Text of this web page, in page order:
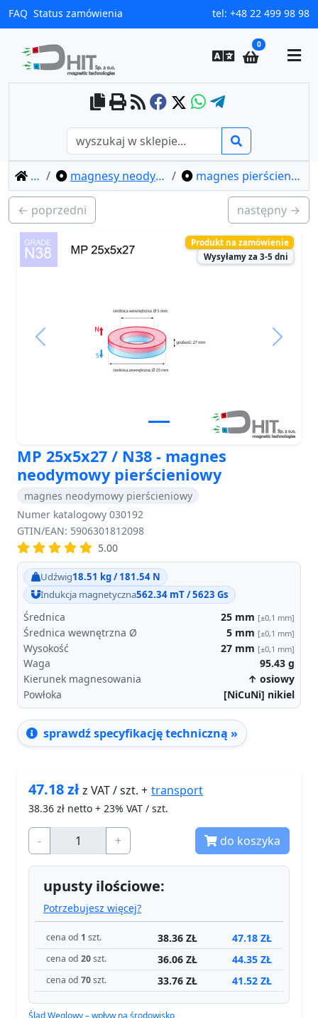
FAQ Status zamówienia tel: +48 22 499 98 98
0
home magnesy neodymowe pierścieniowe magnes pierścieniowy mp 25x5x27 / n38
← poprzedni następny →
Produkt na zamówienie
Wysyłamy za 3-5 dni
Previous Next
MP 25x5x27 / N38 - magnes
neodymowy pierścieniowy
magnes neodymowy pierścieniowy
Numer katalogowy 030192
GTIN/EAN: 5906301812098
5.00
Udźwig18.51 kg / 181.54 N
Indukcja magnetyczna562.34 mT / 5623 Gs
Średnica 25 mm [±0,1 mm]
Średnica wewnętrzna Ø 5 mm [±0,1 mm]
Wysokość 27 mm [±0,1 mm]
Waga 95.43 g
Kierunek magnesowania
↑ osiowy
Powłoka
[NiCuNi] nikiel
sprawdź specyfikację techniczną »
47.18złz VAT / szt. + transport
38.36 zł netto + 23% VAT / szt.
- + do koszyka
upusty ilościowe:
Potrzebujesz więcej?
cena od 1 szt. 38.36 ZŁ 47.18 ZŁ
cena od 20szt. 36.06 ZŁ 44.35 ZŁ
cena od 70szt. 33.76 ZŁ 41.52 ZŁ
Ślad Węglowy – wpływ na środowisko